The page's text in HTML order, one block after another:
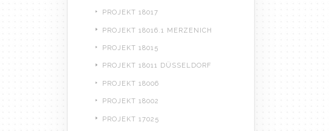
PROJEKT 18017
PROJEKT 18016.1 MERZENICH
PROJEKT 18015
PROJEKT 18011 DÜSSELDORF
PROJEKT 18006
PROJEKT 18002
PROJEKT 17025